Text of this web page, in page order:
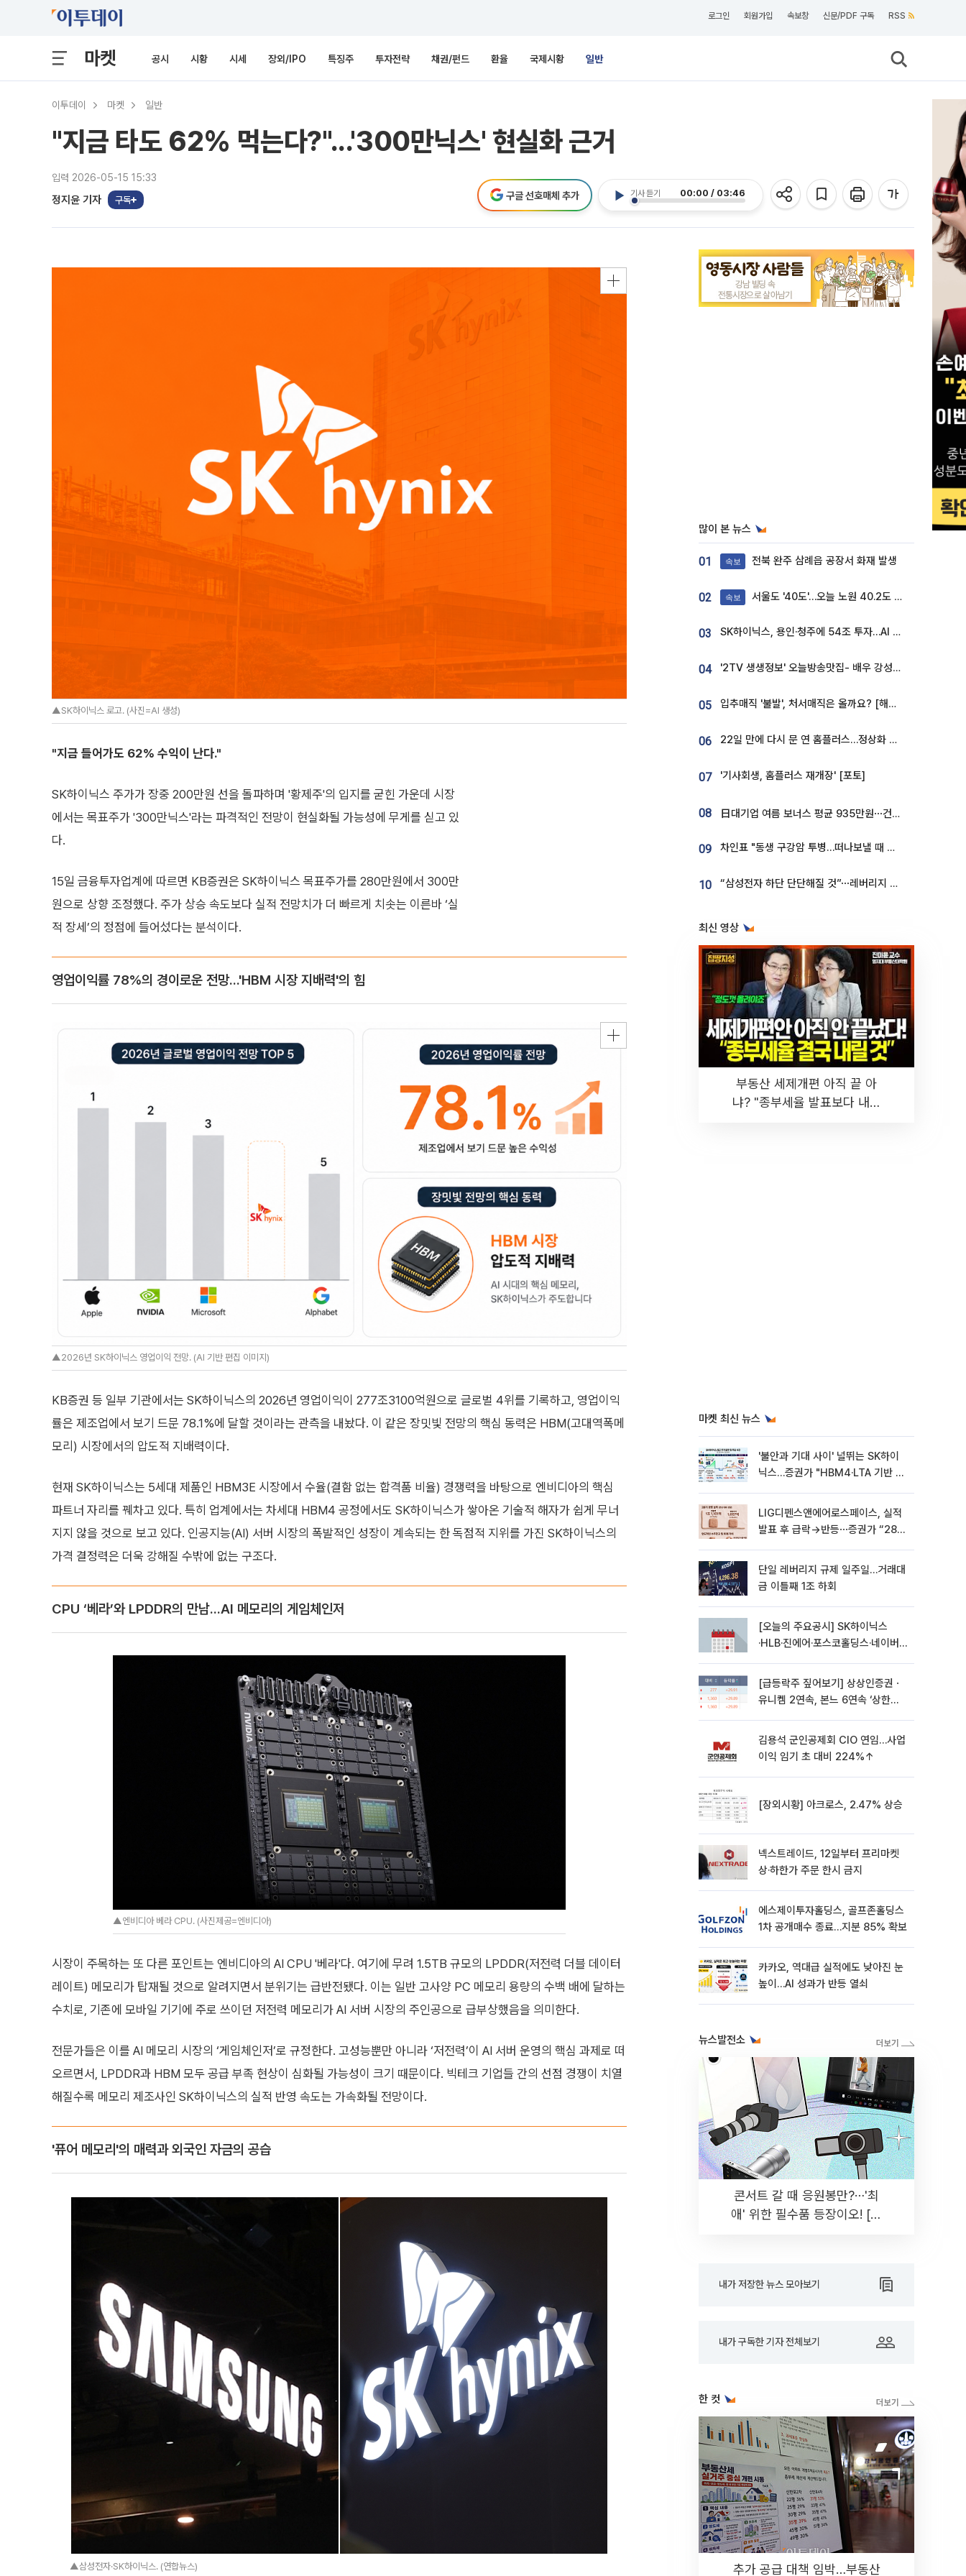
로그인 회원가입 속보창 신문/PDF 구독 RSS
마켓 공시 시황 시세 장외/IPO 특징주 투자전략 채권/펀드 환율 국제시황 일반
이투데이 마켓 일반
"지금 타도 62% 먹는다?"...'300만닉스' 현실화 근거
입력 2026-05-15 15:33
정지윤 기자 구독
기사 듣기 00:00 / 03:46
구글 선호매체 추가
▲SK하이닉스 로고. (사진=AI 생성)
"지금 들어가도 62% 수익이 난다."
SK하이닉스 주가가 장중 200만원 선을 돌파하며 '황제주'의 입지를 굳힌 가운데 시장
에서는 목표주가 '300만닉스'라는 파격적인 전망이 현실화될 가능성에 무게를 싣고 있
다.
15일 금융투자업계에 따르면 KB증권은 SK하이닉스 목표주가를 280만원에서 300만
원으로 상향 조정했다. 주가 상승 속도보다 실적 전망치가 더 빠르게 치솟는 이른바 ‘실
적 장세’의 정점에 들어섰다는 분석이다.
영업이익률 78%의 경이로운 전망...'HBM 시장 지배력'의 힘
▲2026년 SK하이닉스 영업이익 전망. (AI 기반 편집 이미지)
KB증권 등 일부 기관에서는 SK하이닉스의 2026년 영업이익이 277조3100억원으로 글로벌 4위를 기록하고, 영업이익
률은 제조업에서 보기 드문 78.1%에 달할 것이라는 관측을 내놨다. 이 같은 장밋빛 전망의 핵심 동력은 HBM(고대역폭메
모리) 시장에서의 압도적 지배력이다.
현재 SK하이닉스는 5세대 제품인 HBM3E 시장에서 수율(결함 없는 합격품 비율) 경쟁력을 바탕으로 엔비디아의 핵심
파트너 자리를 꿰차고 있다. 특히 업계에서는 차세대 HBM4 공정에서도 SK하이닉스가 쌓아온 기술적 해자가 쉽게 무너
지지 않을 것으로 보고 있다. 인공지능(AI) 서버 시장의 폭발적인 성장이 계속되는 한 독점적 지위를 가진 SK하이닉스의
가격 결정력은 더욱 강해질 수밖에 없는 구조다.
CPU ‘베라’와 LPDDR의 만남...AI 메모리의 게임체인저
▲엔비디아 베라 CPU. (사진제공=엔비디아)
시장이 주목하는 또 다른 포인트는 엔비디아의 AI CPU '베라'다. 여기에 무려 1.5TB 규모의 LPDDR(저전력 더블 데이터
레이트) 메모리가 탑재될 것으로 알려지면서 분위기는 급반전됐다. 이는 일반 고사양 PC 메모리 용량의 수백 배에 달하는
수치로, 기존에 모바일 기기에 주로 쓰이던 저전력 메모리가 AI 서버 시장의 주인공으로 급부상했음을 의미한다.
전문가들은 이를 AI 메모리 시장의 ‘게임체인저’로 규정한다. 고성능뿐만 아니라 ‘저전력’이 AI 서버 운영의 핵심 과제로 떠
오르면서, LPDDR과 HBM 모두 공급 부족 현상이 심화될 가능성이 크기 때문이다. 빅테크 기업들 간의 선점 경쟁이 치열
해질수록 메모리 제조사인 SK하이닉스의 실적 반영 속도는 가속화될 전망이다.
'퓨어 메모리'의 매력과 외국인 자금의 공습
▲삼성전자·SK하이닉스. (연합뉴스)
많이 본 뉴스
01 속보 전북 완주 삼례읍 공장서 화재 발생
02 속보 서울도 '40도'…오늘 노원 40.2도 기록
03 SK하이닉스, 용인·청주에 54조 투자…AI 메모리 생산기지 키운다
04 '2TV 생생정보' 오늘방송맛집- 배우 강성진 단골! 쌀국수ㆍ푸팟퐁 커리 맛집 '블○○○'
05 입추매직 '불발', 처서매직은 올까요? [해시태그]
06 22일 만에 다시 문 연 홈플러스…정상화 바쁜데 재고 없어 ‘발동동’[가보니]
07 '기사회생, 홈플러스 재개장' [포토]
08 日대기업 여름 보너스 평균 935만원⋯건설회사 1800만 넘어
09 차인표 "동생 구강암 투병…떠나보낼 때 가장 힘들었다”
10 “삼성전자 하단 단단해질 것”⋯레버리지 규제에 쏠림 완화 [찐코노미]
최신 영상
부동산 세제개편 아직 끝 아
냐? "종부세율 발표보다 내릴
마켓 최신 뉴스
'불안과 기대 사이' 널뛰는 SK하이
닉스…증권가 "HBM4·LTA 기반 펀
LIG디펜스앤에어로스페이스, 실적
발표 후 급락→반등⋯증권가 “28년
단일 레버리지 규제 일주일…거래대
금 이틀째 1조 하회
[오늘의 주요공시] SK하이닉스
·HLB·진에어·포스코홀딩스·네이버·
[급등락주 짚어보기] 상상인증권ㆍ
유니켐 2연속, 본느 6연속 ‘상한
김용석 군인공제회 CIO 연임…사업
이익 임기 초 대비 224%↑
[장외시황] 아크로스, 2.47% 상승
넥스트레이드, 12일부터 프리마켓
상·하한가 주문 한시 금지
에스제이투자홀딩스, 골프존홀딩스
1차 공개매수 종료…지분 85% 확보
카카오, 역대급 실적에도 낮아진 눈
높이…AI 성과가 반등 열쇠
뉴스발전소
콘서트 갈 때 응원봉만?⋯'최
애' 위한 필수품 등장이오! [솔
내가 저장한 뉴스 모아보기
내가 구독한 기자 전체보기
한 컷
추가 공급 대책 임박…부동산